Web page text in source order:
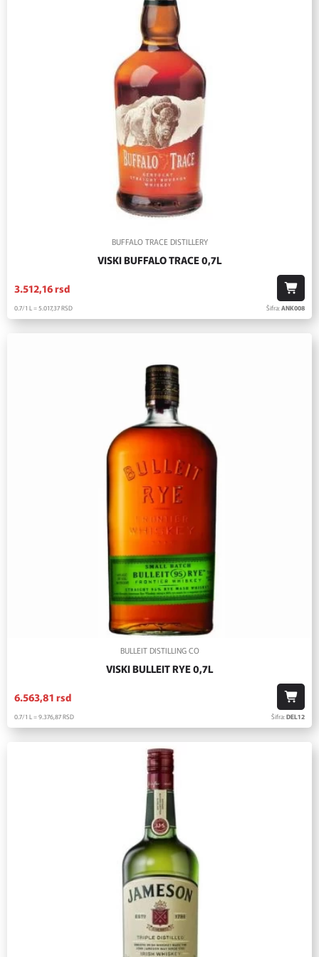
BUFFALO TRACE DISTILLERY
VISKI BUFFALO TRACE 0,7L
3.512,16rsd
0.7/1 L = 5.017,37RSD Šifra:ANK008
BULLEIT DISTILLING CO
VISKI BULLEIT RYE 0,7L
6.563,81 rsd
0.7/1 L = 9.376,87RSD Šifra:DEL12